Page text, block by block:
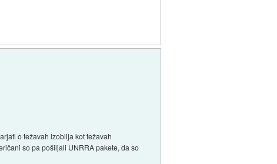
o težavah izobilja kot težavah
so pa pošiljali UNRRA pakete, da so